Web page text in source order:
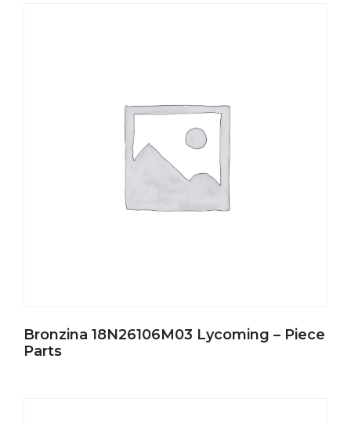
Bronzina 18N26106M03 Lycoming – Piece
Parts